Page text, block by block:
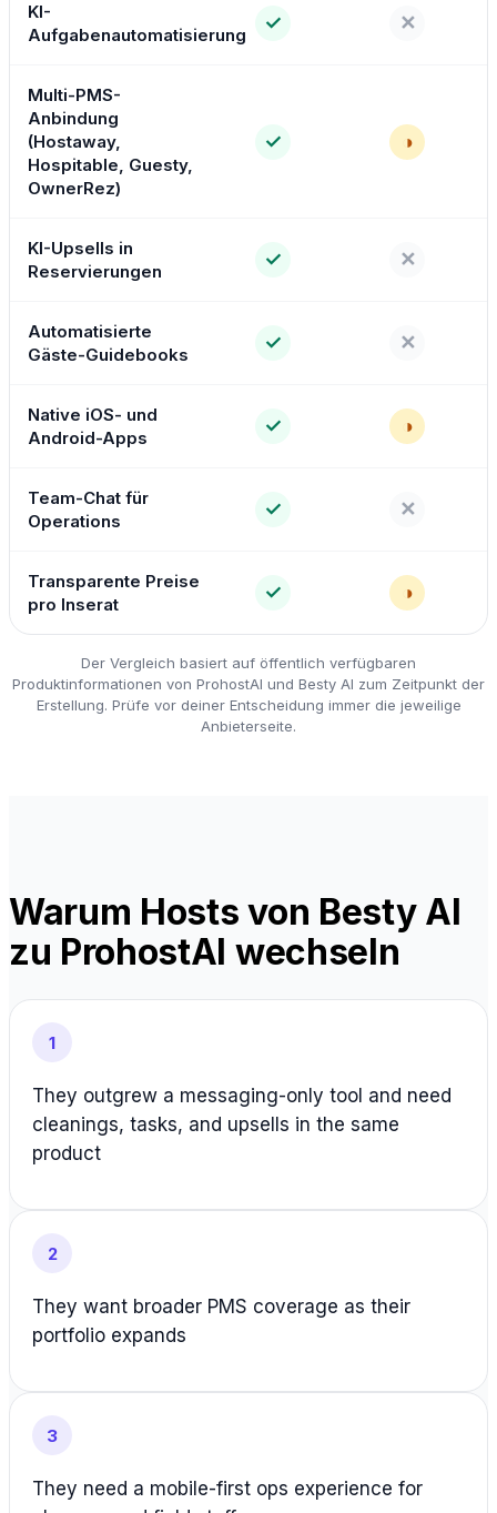
KI-
Aufgabenautomatisierung
✓ ✕
Multi-PMS-
Anbindung
(Hostaway,
Hospitable, Guesty,
OwnerRez)
✓ ◑
KI-Upsells in
Reservierungen
✓ ✕
Automatisierte
Gäste-Guidebooks
✓ ✕
Native iOS- und
Android-Apps
✓ ◑
Team-Chat für
Operations
✓ ✕
Transparente Preise
pro Inserat
✓ ◑
Der Vergleich basiert auf öffentlich verfügbaren
Produktinformationen von ProhostAI und Besty AI zum Zeitpunkt der
Erstellung. Prüfe vor deiner Entscheidung immer die jeweilige
Anbieterseite.
Warum Hosts von Besty AI
zu ProhostAI wechseln
1
They outgrew a messaging-only tool and need
cleanings, tasks, and upsells in the same
product
2
They want broader PMS coverage as their
portfolio expands
3
They need a mobile-first ops experience for